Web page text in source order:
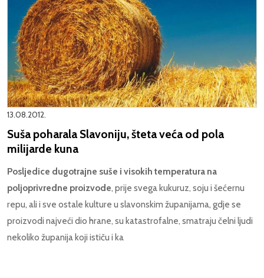
13.08.2012.
Suša poharala Slavoniju, šteta veća od pola
milijarde kuna
Posljedice dugotrajne suše i visokih temperatura na
poljoprivredne proizvode, prije svega kukuruz, soju i šećernu
repu, ali i sve ostale kulture u slavonskim županijama, gdje se
proizvodi najveći dio hrane, su katastrofalne, smatraju čelni ljudi
nekoliko županija koji ističu i ka